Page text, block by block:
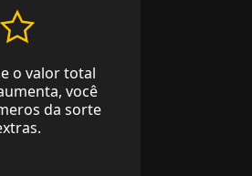
o valor total
você
da sorte